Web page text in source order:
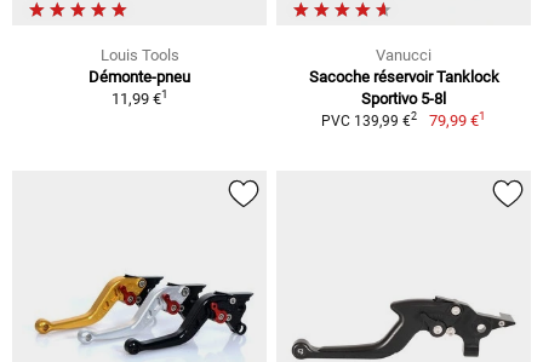
Louis Tools
Démonte-pneu
11,99 €1
Vanucci
Sacoche réservoir Tanklock
Sportivo 5-8l
PVC 139,99 €2 79,99 €1